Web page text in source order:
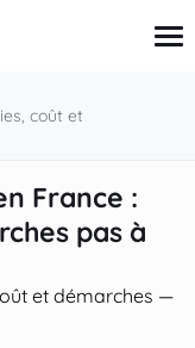
coût et
France :
pas à
et démarches —